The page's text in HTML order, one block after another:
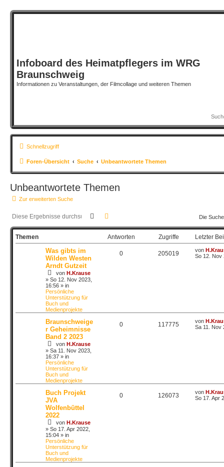
Infoboard des Heimatpflegers im WRG
Braunschweig
Informationen zu Veranstaltungen, der Filmcollage und weiteren Themen
Schnellzugriff
Foren-Übersicht Suche Unbeantwortete Themen
Unbeantwortete Themen
Zur erweiterten Suche
Suche Die
Themen Antworten Zugriffe Letzter
Was gibts im
Wilden Westen
Arndt Gutzeit
von H.Krause
» So 12. Nov 2023,
16:56 » in
Persönliche
Unterstützung für
Buch und
Medienprojekte
0 205019 von
So 12. Nov
Braunschweige
r Geheimnisse
Band 2 2023
von H.Krause
» Sa 11. Nov 2023,
16:37 » in
Persönliche
Unterstützung für
Buch und
Medienprojekte
0 117775 von
Sa 11. Nov
Buch Projekt
JVA
Wolfenbüttel
2022
von H.Krause
» So 17. Apr 2022,
15:04 » in
Persönliche
Unterstützung für
Buch und
Medienprojekte
0 126073 von
So 17. Apr